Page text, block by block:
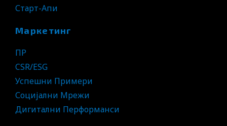
Старт-Апи
Маркетинг
ПР
CSR/ESG
Успешни Примери
Социјални Мрежи
Дигитални Перформанси